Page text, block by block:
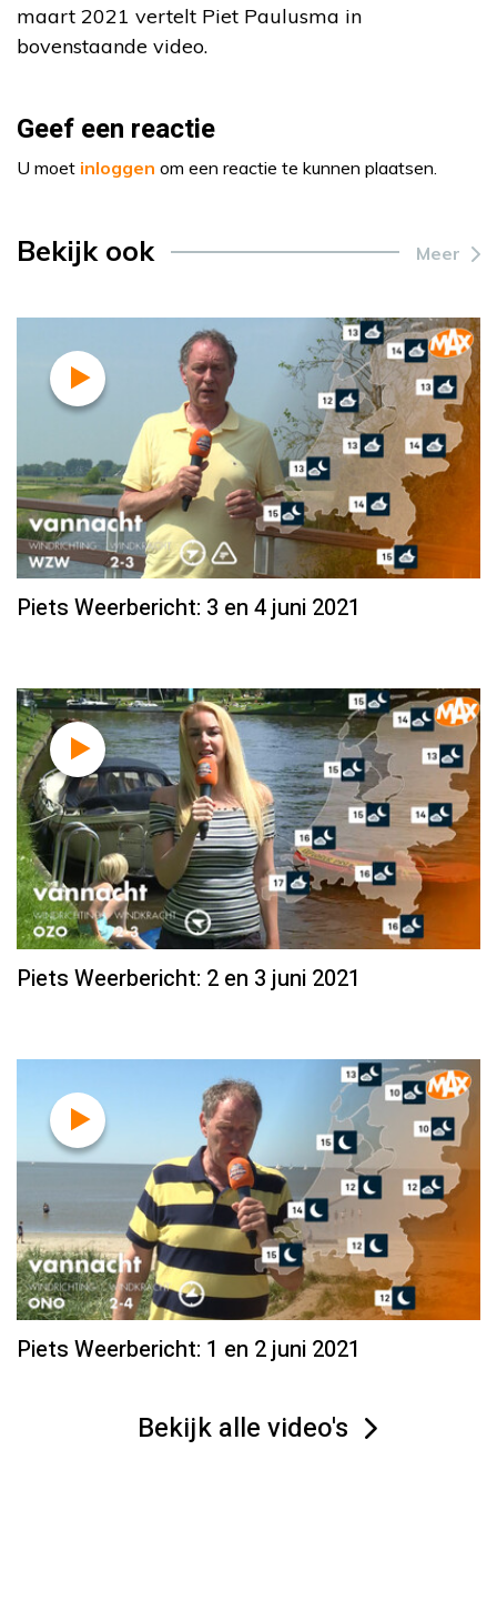
maart 2021 vertelt Piet Paulusma in
bovenstaande video.
Geef een reactie
U moet inloggen om een reactie te kunnen plaatsen.
Bekijk ook Meer
Piets Weerbericht: 3 en 4 juni 2021
Piets Weerbericht: 2 en 3 juni 2021
Piets Weerbericht: 1 en 2 juni 2021
Bekijk alle video's